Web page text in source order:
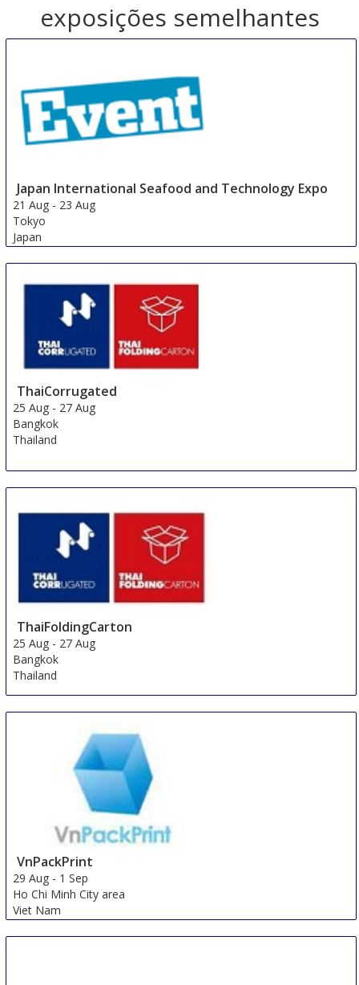
exposições semelhantes
Japan International Seafood and Technology Expo
21 Aug - 23 Aug
Tokyo
Japan
ThaiCorrugated
25 Aug - 27 Aug
Bangkok
Thailand
ThaiFoldingCarton
25 Aug - 27 Aug
Bangkok
Thailand
VnPackPrint
29 Aug - 1 Sep
Ho Chi Minh City area
Viet Nam